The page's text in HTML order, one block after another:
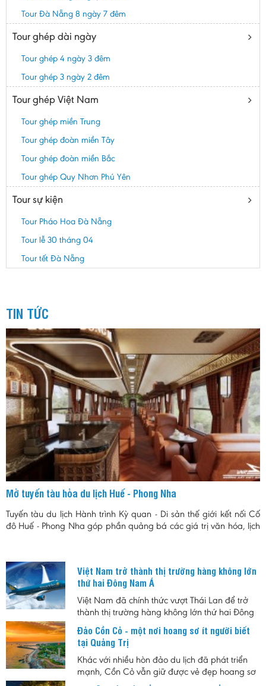
Tour Đà Nẵng 8 ngày 7 đêm
Tour ghép dài ngày
Tour ghép 4 ngày 3 đêm
Tour ghép 3 ngày 2 đêm
Tour ghép Việt Nam
Tour ghép miền Trung
Tour ghép đoàn miền Tây
Tour ghép đoàn miền Bắc
Tour ghép Quy Nhơn Phú Yên
Tour sự kiện
Tour Pháo Hoa Đà Nẵng
Tour lễ 30 tháng 04
Tour tết Đà Nẵng
TIN TỨC
Mở tuyến tàu hỏa du lịch Huế - Phong Nha
Tuyến tàu du lịch Hành trình Kỳ quan - Di sản thế giới kết nối Cố
đô Huế - Phong Nha góp phần quảng bá các giá trị văn hóa, lịch
Việt Nam trở thành thị trường hàng không lớn
thứ hai Đông Nam Á
Việt Nam đã chính thức vượt Thái Lan để trở
thành thị trường hàng không lớn thứ hai Đông
Nam Á, đánh dấu bước tiến quan trọng của
ngành hàng không trong bối cảnh nhu cầu đi
lại và du lịch tiếp tục tăng trưởng mạnh.
Đảo Cồn Cỏ - một nơi hoang sơ ít người biết
tại Quảng Trị
Khác với nhiều hòn đảo du lịch đã phát triển
mạnh, Cồn Cỏ vẫn giữ được vẻ đẹp hoang sơ
cùng nhịp sống chậm. Đây là lựa chọn phù